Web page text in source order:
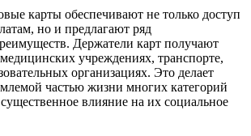
карты обеспечивают не только доступ
но и предлагают ряд
Держатели карт получают
учреждениях, транспорте,
организациях. Это делает
частью жизни многих категорий
влияние на их социальное